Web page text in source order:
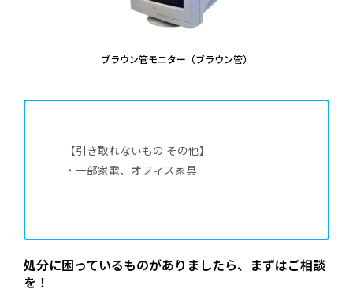
ブラウン管モニター（ブラウン管）
【引き取れないもの その他】
・一部家電、オフィス家具
処分に困っているものがありましたら、まずはご相談
を！